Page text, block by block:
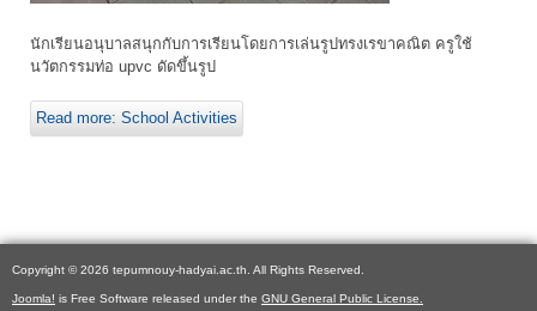
นักเรียนอนุบาลสนุกกับการเรียนโดยการเล่นรูปทรงเรขาคณิต ครูใช้
นวัตกรรมท่อ upvc ดัดขึ้นรูป
Read more: School Activities
Copyright © 2026 tepumnouy-hadyai.ac.th. All Rights Reserved.
Joomla! is Free Software released under the GNU General Public License.